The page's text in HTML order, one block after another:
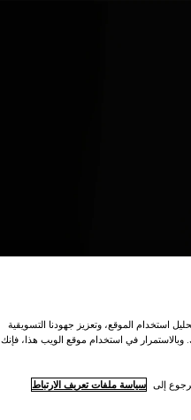
استخدام الموقع، وتعزيز جهودنا التسويقية
في استخدام موقع الويب هذا، فإنك
إلى سياسة ملفات تعريف الارتباط